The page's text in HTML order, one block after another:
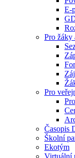
E-
Pro žáky
Pro
Časopis
Školní
Ekotým
Virtuální